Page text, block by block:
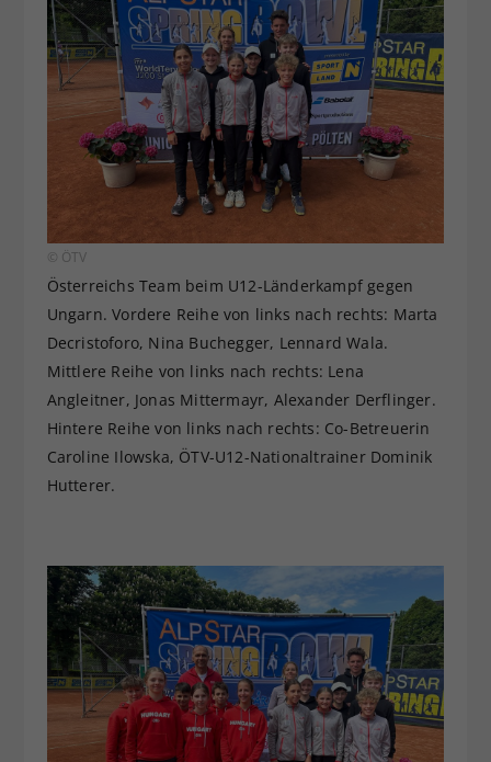
© ÖTV
Österreichs Team beim U12-Länderkampf gegen
Ungarn. Vordere Reihe von links nach rechts: Marta
Decristoforo, Nina Buchegger, Lennard Wala.
Mittlere Reihe von links nach rechts: Lena
Angleitner, Jonas Mittermayr, Alexander Derflinger.
Hintere Reihe von links nach rechts: Co-Betreuerin
Caroline Ilowska, ÖTV-U12-Nationaltrainer Dominik
Hutterer.